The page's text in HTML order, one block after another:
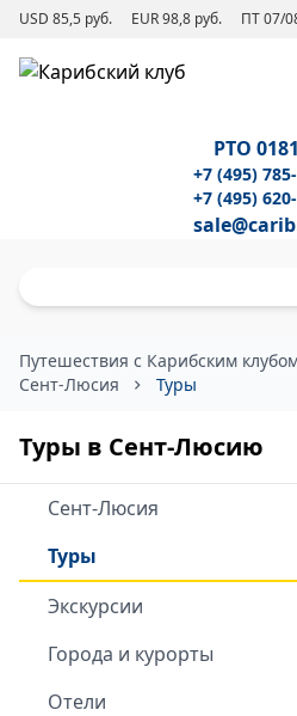
USD 85,5 руб. EUR 98,8 руб. ПТ 07/
РТО
+7 (495)
+7 (495)
Путешествия с Карибским
Сент-Люсия
Туры
Туры в Сент-Люсию
Сент-Люсия
Туры
Экскурсии
Города и курорты
Отели